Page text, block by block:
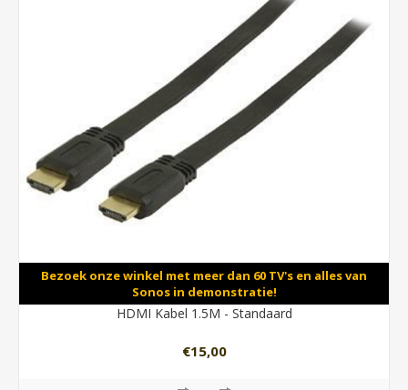
Bezoek onze winkel met meer dan 60 TV's en alles van
Sonos in demonstratie!
HDMI Kabel 1.5M - Standaard
€15,00